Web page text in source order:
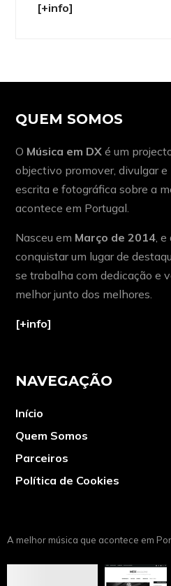
[+info]
QUEM SOMOS
O Música em DX é um
objectivo promover, divulgar
escrita e fotográfica sobre a
acontece em Portugal.
Nasceu em Março de 2014, e
conquistar um lugar de
se trabalha com dedicação e
melhor junto dos melhores.
[+info]
NAVEGAÇÃO
Início
Quem Somos
Parceiros
Política de Cookies
A melhor música que acontece em